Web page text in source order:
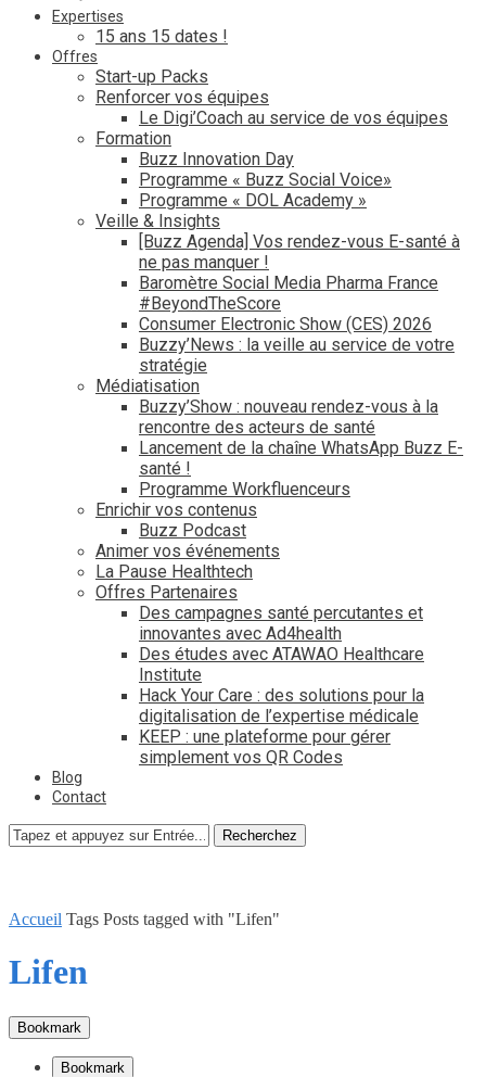
Expertises
15 ans 15 dates !
Offres
Start-up Packs
Renforcer vos équipes
Le Digi’Coach au service de vos équipes
Formation
Buzz Innovation Day
Programme « Buzz Social Voice»
Programme « DOL Academy »
Veille & Insights
[Buzz Agenda] Vos rendez-vous E-santé à
ne pas manquer !
Baromètre Social Media Pharma France
#BeyondTheScore
Consumer Electronic Show (CES) 2026
Buzzy’News : la veille au service de votre
stratégie
Médiatisation
Buzzy’Show : nouveau rendez-vous à la
rencontre des acteurs de santé
Lancement de la chaîne WhatsApp Buzz E-
santé !
Programme Workfluenceurs
Enrichir vos contenus
Buzz Podcast
Animer vos événements
La Pause Healthtech
Offres Partenaires
Des campagnes santé percutantes et
innovantes avec Ad4health
Des études avec ATAWAO Healthcare
Institute
Hack Your Care : des solutions pour la
digitalisation de l’expertise médicale
KEEP : une plateforme pour gérer
simplement vos QR Codes
Blog
Contact
Recherchez
Accueil Tags Posts tagged with "Lifen"
Lifen
Bookmark
Bookmark